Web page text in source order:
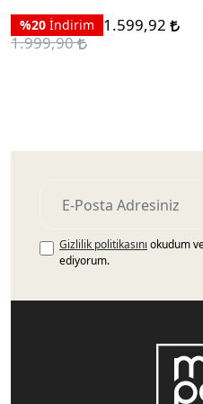
%20 İndirim
1.599,92
1.999,90
Gizlilik politikasını okudum
ediyorum.